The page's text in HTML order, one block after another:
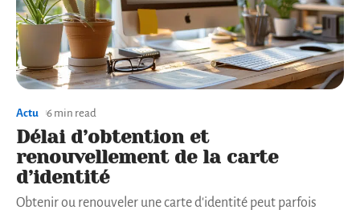
Actu 6 min read
Délai d’obtention et
renouvellement de la carte
d’identité
Obtenir ou renouveler une carte d'identité peut parfois